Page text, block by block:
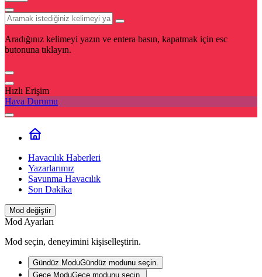
Aradığınız kelimeyi yazın ve entera basın, kapatmak için esc
butonuna tıklayın.
Hızlı Erişim
Hava Durumu
Havacılık Haberleri
Yazarlarımız
Savunma Havacılık
Son Dakika
Mod değiştir
Mod Ayarları
Mod seçin, deneyimini kişiselleştirin.
Gündüz ModuGündüz modunu seçin.
Gece ModuGece modunu seçin.